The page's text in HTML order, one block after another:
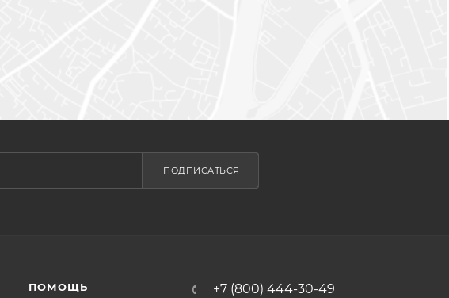
ПОДПИСАТЬСЯ
ПОМОЩЬ +7 (800) 444-30-49